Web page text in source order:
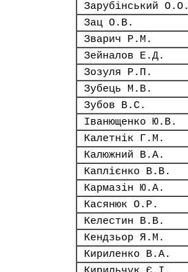
Зарубінський О.О.
Зац О.В.
Зварич Р.М.
Зейналов Е.Д.
Зозуля Р.П.
Зубець М.В.
Зубов В.С.
Іванющенко Ю.В.
Калетнік Г.М.
Калюжний В.А.
Каплієнко В.В.
Кармазін Ю.А.
Касянюк О.Р.
Келестин В.В.
Кендзьор Я.М.
Кириленко В.А.